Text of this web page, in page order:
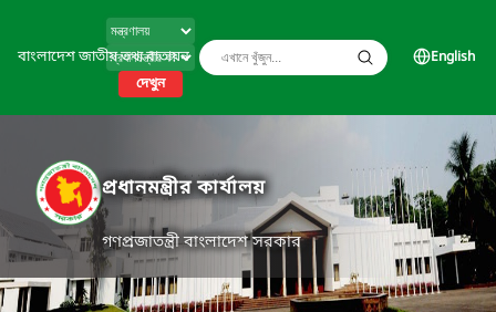
বাংলাদেশ জাতীয় তথ্য বাতায়ন
দেখুন
English
প্রধানমন্ত্রীর কার্যালয়
গণপ্রজাতন্ত্রী বাংলাদেশ সরকার